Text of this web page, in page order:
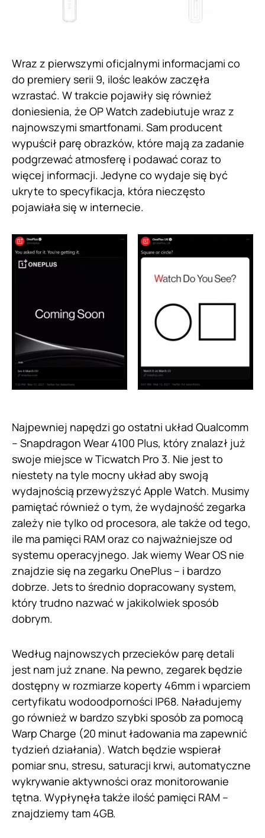
Wraz z pierwszymi oficjalnymi informacjami co
do premiery serii 9, ilośc leaków zaczęła
wzrastać. W trakcie pojawiły się również
doniesienia, że OP Watch zadebiutuje wraz z
najnowszymi smartfonami. Sam producent
wypuścił parę obrazków, które mają za zadanie
podgrzewać atmosferę i podawać coraz to
więcej informacji. Jedyne co wydaje się być
ukryte to specyfikacja, która nieczęsto
pojawiała się w internecie.
Najpewniej napędzi go ostatni układ Qualcomm
– Snapdragon Wear 4100 Plus, który znalazł już
swoje miejsce w Ticwatch Pro 3. Nie jest to
niestety na tyle mocny układ aby swoją
wydajnością przewyższyć Apple Watch. Musimy
pamiętać również o tym, że wydajność zegarka
zależy nie tylko od procesora, ale także od tego,
ile ma pamięci RAM oraz co najważniejsze od
systemu operacyjnego. Jak wiemy Wear OS nie
znajdzie się na zegarku OnePlus – i bardzo
dobrze. Jets to średnio dopracowany system,
który trudno nazwać w jakikolwiek sposób
dobrym.
Według najnowszych przecieków parę detali
jest nam już znane. Na pewno, zegarek będzie
dostępny w rozmiarze koperty 46mm i wparciem
certyfikatu wodoodporności IP68. Naładujemy
go również w bardzo szybki sposób za pomocą
Warp Charge (20 minut ładowania ma zapewnić
tydzień działania). Watch będzie wspierał
pomiar snu, stresu, saturacji krwi, automatyczne
wykrywanie aktywności oraz monitorowanie
tętna. Wypłynęła także ilość pamięci RAM –
znajdziemy tam 4GB.